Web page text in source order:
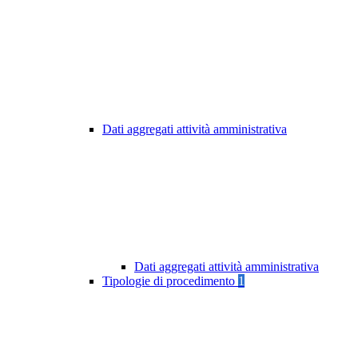
Dati aggregati attività amministrativa
Dati aggregati attività amministrativa
Tipologie di procedimento 1